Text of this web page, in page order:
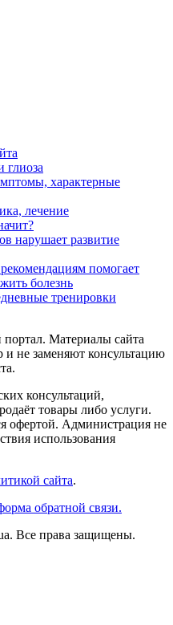
глиоза
характерные
лечение
нарушает развитие
помогает
болезнь
тренировки
Материалы сайта
и не заменяют консультацию
консультаций,
товары либо услуги.
офертой. Администрация не
использования
сайта.
обратной связи.
Все права защищены.